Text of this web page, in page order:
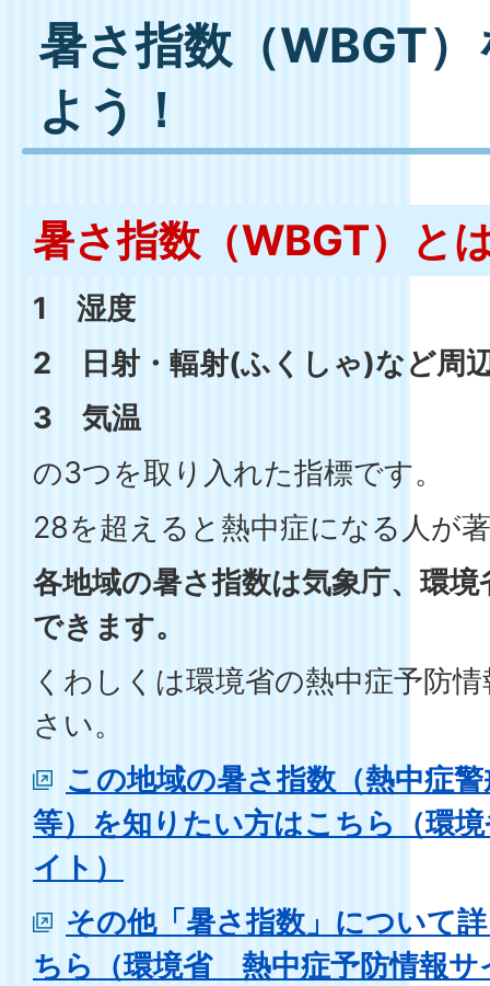
暑さ指数（WBGT
よう！
暑さ指数（WBGT）と
1 湿度
2 日射・輻射(ふくしゃ)など周
3 気温
の3つを取り入れた指標です。
28を超えると熱中症になる人が
各地域の暑さ指数は気象庁、環
できます。
くわしくは環境省の熱中症予防
さい。
この地域の暑さ指数（熱中症
等）を知りたい方はこちら（環
イト）
その他「暑さ指数」について
ちら（環境省 熱中症予防情報サ